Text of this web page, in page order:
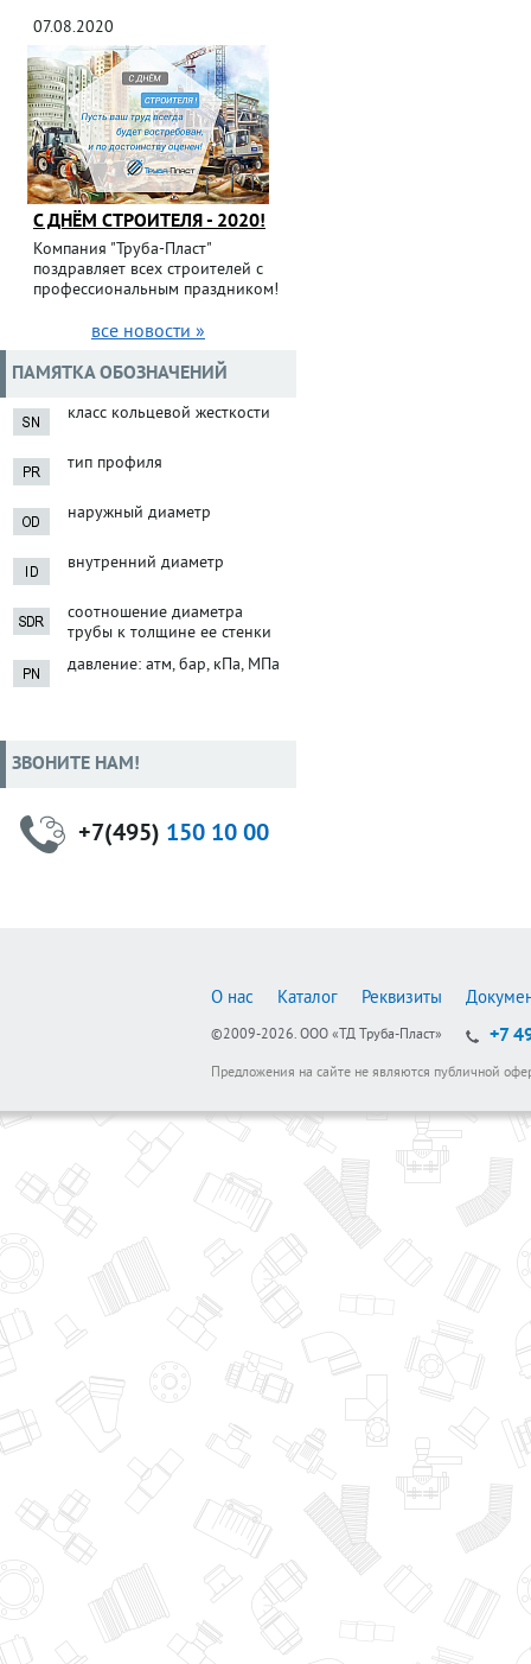
07.08.2020
С ДНЁМ СТРОИТЕЛЯ - 2020!
Компания "Труба-Пласт"
поздравляет всех строителей с
профессиональным праздником!
все новости »
ПАМЯТКА ОБОЗНАЧЕНИЙ
класс кольцевой жесткости
тип профиля
наружный диаметр
внутренний диаметр
соотношение диаметра
трубы к толщине ее стенки
давление: атм, бар, кПа, МПа
ЗВОНИТЕ НАМ!
+7(495) 150 10 00
О нас Каталог Реквизиты
©2009-2026. ООО «ТД Труба-Пласт» +7
Предложения на сайте не являются публичной